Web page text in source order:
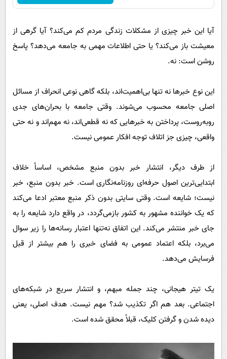
آیا این خبر چیزی از مشکلات زندگی مردم کم می‌کند؟ آیا گرهی از
معیشت باز می‌کند؟ یا حتی اطلاعات مهمی به جامعه می‌دهد؟ پاسخ
روشن است: نه.
این نوع خبرها نه تنها بی‌اهمیت‌اند، بلکه گاهی نوعی انحراف از مسائل
اصلی جامعه محسوب می‌شوند. وقتی جامعه با بحران‌های جدی
روبه‌روست، پرداختن به خبرهایی که نه قطعی‌اند، نه مهم‌اند و نه حتی
واقعی، چیزی جز اتلاف توجه افکار عمومی نیست.
از طرف دیگر، انتشار خبر بدون منبع مشخص، اساساً خلاف
ابتدایی‌ترین اصول حرفه‌ای روزنامه‌نگاری است. خبر بدون منبع، خبر
نیست؛ شایعه است. وقتی سایتی بدون ذکر منبع معتبر ادعا می‌کند
که یک خواننده مشهور به کشور بازمی‌گردد، در واقع دارد شایعه را به
جای خبر منتشر می‌کند. این اتفاق نه‌تنها اعتبار رسانه‌ها را زیر سوال
می‌برد، بلکه اعتماد عمومی به فضای خبری را هم بیشتر از قبل
فرسایش می‌دهد.
یک تیتر هیجانی، چند جمله مبهم، و انتشار سریع در شبکه‌های
اجتماعی. بعد هم اگر تکذیب شد؟ مهم نیست. هدف اصلی، یعنی
دیده شدن و گرفتن کلیک، قبلاً محقق شده است.